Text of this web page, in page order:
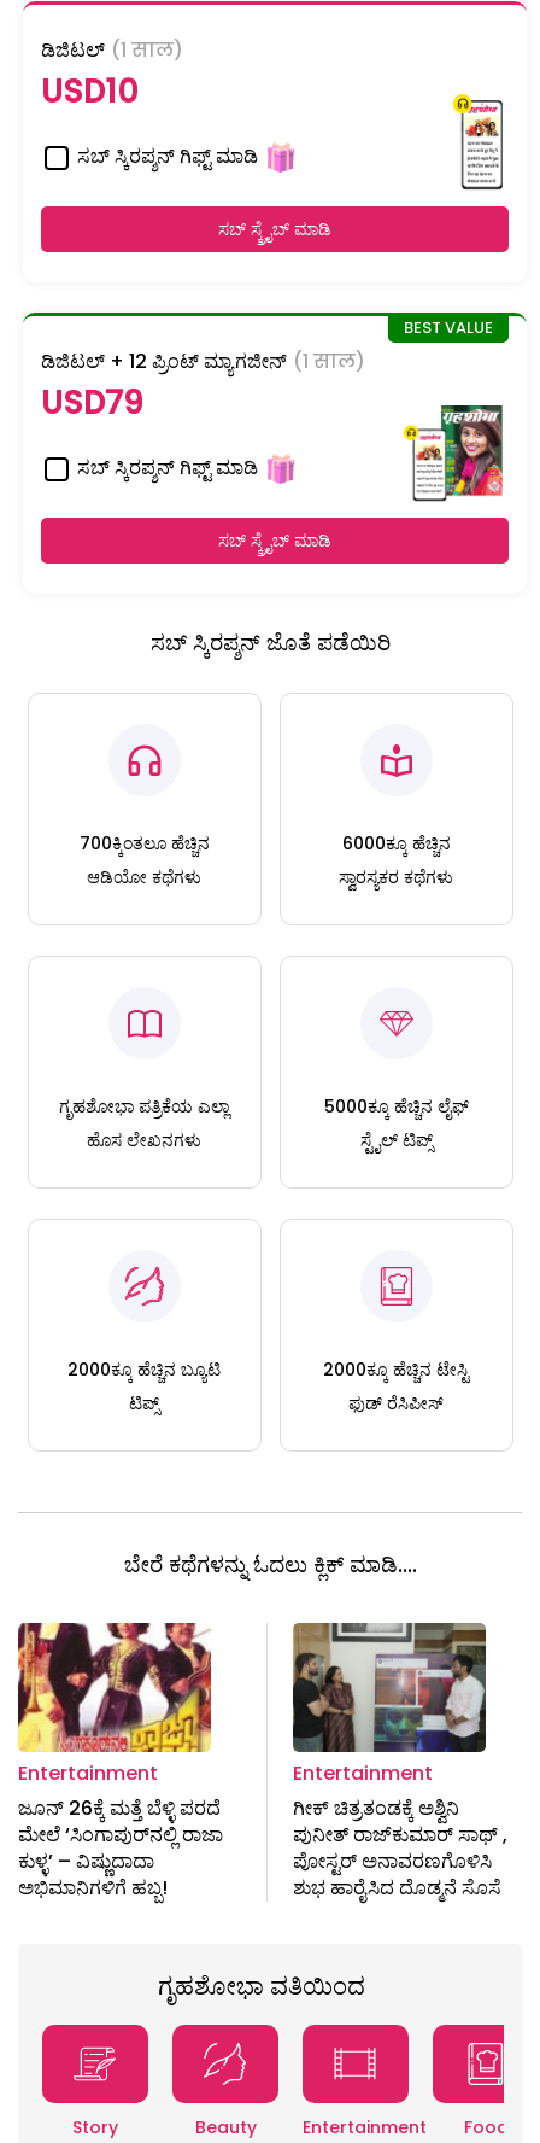
ಡಿಜಿಟಲ್ (1 साल)
USD10
ಸಬ್ ಸ್ಕಿರಪ್ಶನ್ ಗಿಫ್ಟ್ ಮಾಡಿ
ಸಬ್ ಸ್ಕ್ರೈಬ್ ಮಾಡಿ
ಡಿಜಿಟಲ್ + 12 ಪ್ರಿಂಟ್ ಮ್ಯಾಗಜೀನ್ (1 साल)
USD79
ಸಬ್ ಸ್ಕಿರಪ್ಶನ್ ಗಿಫ್ಟ್ ಮಾಡಿ
ಸಬ್ ಸ್ಕ್ರೈಬ್ ಮಾಡಿ
ಸಬ್ ಸ್ಕಿರಪ್ಶನ್ ಜೊತೆ ಪಡೆಯಿರಿ
700ಕ್ಕಿಂತಲೂ ಹೆಚ್ಚಿನ
ಆಡಿಯೋ ಕಥೆಗಳು
6000ಕ್ಕೂ ಹೆಚ್ಚಿನ
ಸ್ವಾರಸ್ಯಕರ ಕಥೆಗಳು
ಗೃಹಶೋಭಾ ಪತ್ರಿಕೆಯ ಎಲ್ಲಾ
ಹೊಸ ಲೇಖನಗಳು
5000ಕ್ಕೂ ಹೆಚ್ಚಿನ ಲೈಫ್
ಸ್ಟೈಲ್ ಟಿಪ್ಸ್
2000ಕ್ಕೂ ಹೆಚ್ಚಿನ ಬ್ಯೂಟಿ
ಟಿಪ್ಸ್
2000ಕ್ಕೂ ಹೆಚ್ಚಿನ ಟೇಸ್ಟಿ
ಫುಡ್ ರೆಸಿಪೀಸ್
ಬೇರೆ ಕಥೆಗಳನ್ನು ಓದಲು ಕ್ಲಿಕ್ ಮಾಡಿ....
Entertainment
ಜೂನ್ 26ಕ್ಕೆ ಮತ್ತೆ ಬೆಳ್ಳಿ ಪರದೆ
ಮೇಲೆ ‘ಸಿಂಗಾಪುರ್‌ನಲ್ಲಿ ರಾಜಾ
ಕುಳ್ಳ’ – ವಿಷ್ಣುದಾದಾ
ಅಭಿಮಾನಿಗಳಿಗೆ ಹಬ್ಬ!
Entertainment
ಗೀಕ್ ಚಿತ್ರತಂಡಕ್ಕೆ ಅಶ್ವಿನಿ
ಪುನೀತ್ ರಾಜ್‌ಕುಮಾರ್ ಸಾಥ್ ,
ಪೋಸ್ಟರ್ ಅನಾವರಣಗೊಳಿಸಿ
ಶುಭ ಹಾರೈಸಿದ ದೊಡ್ಮನೆ ಸೊಸೆ
ಗೃಹಶೋಭಾ ವತಿಯಿಂದ
Story Beauty Entertainment Food